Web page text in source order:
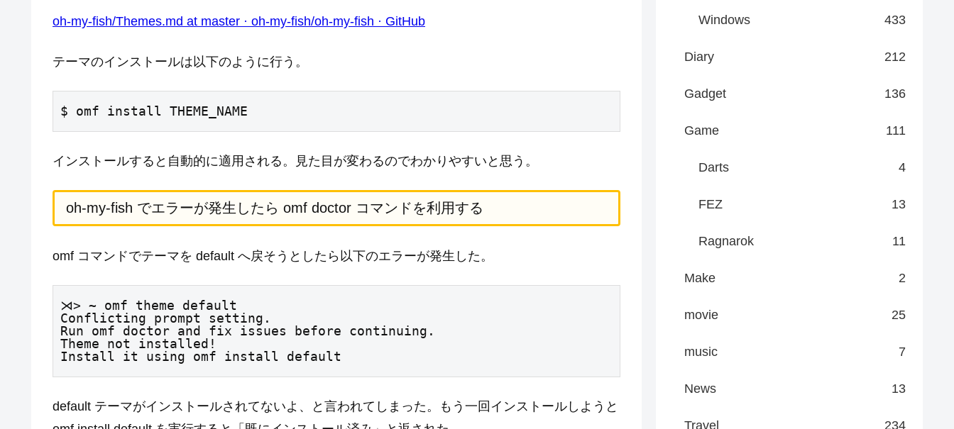
oh-my-fish/Themes.md at master · oh-my-fish/oh-my-fish · GitHub
テーマのインストールは以下のように行う。
$ omf install THEME_NAME
インストールすると自動的に適用される。見た目が変わるのでわかりやすいと思う。
oh-my-fish でエラーが発生したら omf doctor コマンドを利用する
omf コマンドでテーマを default へ戻そうとしたら以下のエラーが発生した。
⋊> ~ omf theme default
Conflicting prompt setting.
Run omf doctor and fix issues before continuing.
Theme not installed!
Install it using omf install default
default テーマがインストールされてないよ、と言われてしまった。もう一回インストールしようと
Windows 433
Diary 212
Gadget 136
Game 111
Darts 4
FEZ 13
Ragnarok 11
Make 2
movie 25
music 7
News 13
Travel 234